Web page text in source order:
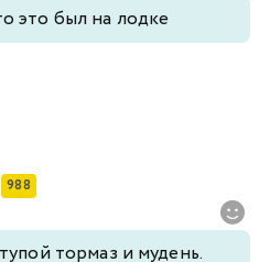
это был на лодке
988
тормаз и мудень.